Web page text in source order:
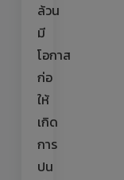
ล้วน
มี
โอกาส
ก่อ
ให้
เกิด
การ
ปน